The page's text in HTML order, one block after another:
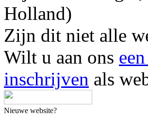
Holland)
Zijn dit niet alle
Wilt u aan ons
inschrijven als
Nieuwe website?